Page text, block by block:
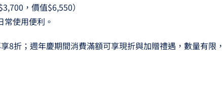
，價值$6,550）
使用便利。
8折；週年慶期間消費滿額可享現折與加贈禮遇，數量有限，